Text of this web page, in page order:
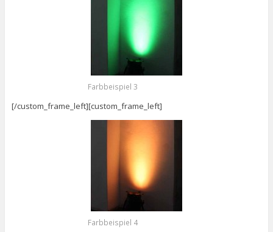
Farbbeispiel 3
[/custom_frame_left][custom_frame_left]
Farbbeispiel 4